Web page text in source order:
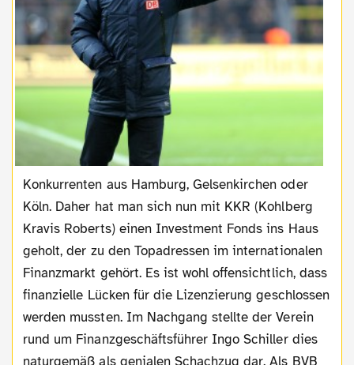
Konkurrenten aus Hamburg, Gelsenkirchen oder
Köln. Daher hat man sich nun mit KKR (Kohlberg
Kravis Roberts) einen Investment Fonds ins Haus
geholt, der zu den Topadressen im internationalen
Finanzmarkt gehört. Es ist wohl offensichtlich, dass
finanzielle Lücken für die Lizenzierung geschlossen
werden mussten. Im Nachgang stellte der Verein
rund um Finanzgeschäftsführer Ingo Schiller dies
naturgemäß als genialen Schachzug dar. Als BVB